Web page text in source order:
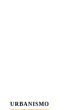
URBANISMO